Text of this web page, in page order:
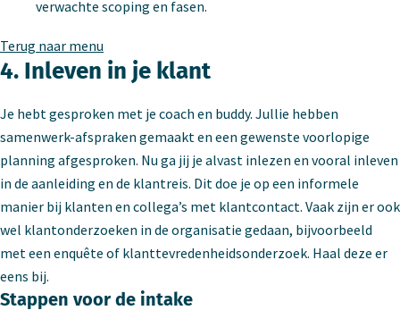
verwachte scoping en fasen.
Terug naar menu
4. Inleven in je klant
Je hebt gesproken met je coach en buddy. Jullie hebben
samenwerk-afspraken gemaakt en een gewenste voorlopige
planning afgesproken. Nu ga jij je alvast inlezen en vooral inleven
in de aanleiding en de klantreis. Dit doe je op een informele
manier bij klanten en collega’s met klantcontact. Vaak zijn er ook
wel klantonderzoeken in de organisatie gedaan, bijvoorbeeld
met een enquête of klanttevredenheidsonderzoek. Haal deze er
eens bij.
Stappen voor de intake